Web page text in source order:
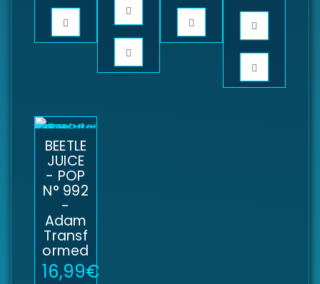
BEETLE
JUICE
- POP
N° 992
-
Adam
Transf
ormed
16,99€